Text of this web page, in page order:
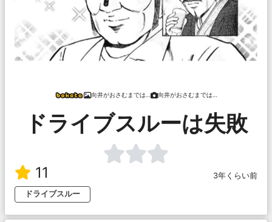
向井がおさむまでは… 向井がおさむまでは…
ドライブスルーは失敗
11
3年くらい前
ドライブスルー